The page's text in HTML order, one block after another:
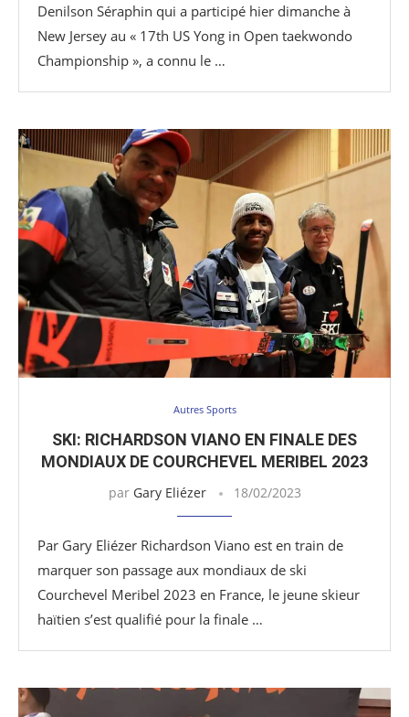
Denilson Séraphin qui a participé hier dimanche à
New Jersey au « 17th US Yong in Open taekwondo
Championship », a connu le …
Autres Sports
SKI: RICHARDSON VIANO EN FINALE DES
MONDIAUX DE COURCHEVEL MERIBEL 2023
par Gary Eliézer 18/02/2023
Par Gary Eliézer Richardson Viano est en train de
marquer son passage aux mondiaux de ski
Courchevel Meribel 2023 en France, le jeune skieur
haïtien s’est qualifié pour la finale …